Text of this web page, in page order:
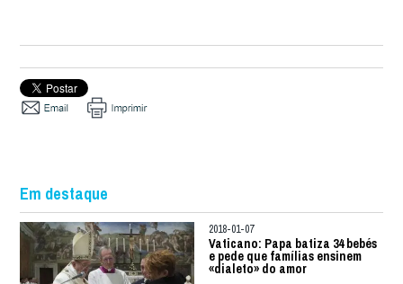
Em destaque
2018-01-07
Vaticano: Papa batiza 34 bebés
e pede que famílias ensinem
«dialeto» do amor